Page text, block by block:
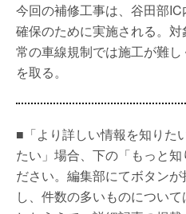
今回の補修工事は、谷田部
確保のために実施される。
常の車線規制では施工が難
を取る。
■「より詳しい情報を知りた
たい」場合、下の「もっと
ださい。編集部にてボタン
し、件数の多いものについ